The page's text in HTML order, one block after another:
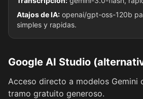
Atajos de IA: openai/gpt-oss-120b
simples y rapidas.
Google AI Studio
Acceso directo a modelos Gemini
tramo gratuito generoso.